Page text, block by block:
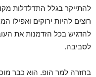
להתייקר בגלל התדלדלות
רוצים להיות ירוקים ואפילו
להדגיש בכל הזדמנות את
לסביבה.
בחזרה למר הופ. הוא כבר